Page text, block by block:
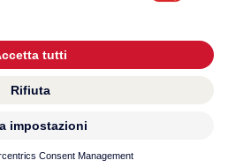
Protezione dei dati
generali